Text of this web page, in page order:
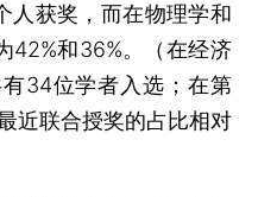
人获奖，而在物理学和
42%和36%。（在经济
34位学者入选；在第
联合授奖的占比相对